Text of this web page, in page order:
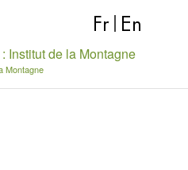
Fr En
Institut de la Montagne
Montagne